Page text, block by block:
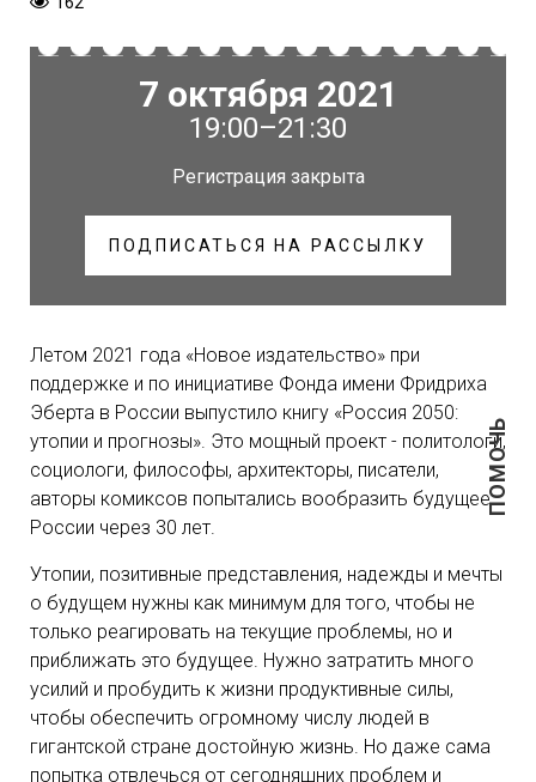
ПОМОЧЬ
7 октября 2021
19:00–21:30
Регистрация закрыта
ПОДПИСАТЬСЯ НА РАССЫЛКУ
Летом 2021 года «Новое издательство» при
поддержке и по инициативе Фонда имени Фридриха
Эберта в России выпустило книгу «Россия 2050:
утопии и прогнозы». Это мощный проект - политологи,
социологи, философы, архитекторы, писатели,
авторы комиксов попытались вообразить будущее
России через 30 лет.
Утопии, позитивные представления, надежды и мечты
о будущем нужны как минимум для того, чтобы не
только реагировать на текущие проблемы, но и
приближать это будущее. Нужно затратить много
усилий и пробудить к жизни продуктивные силы,
чтобы обеспечить огромному числу людей в
гигантской стране достойную жизнь. Но даже сама
попытка отвлечься от сегодняшних проблем и